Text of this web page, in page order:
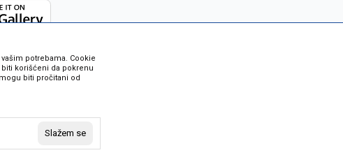
da su sve informacije kompletne i bez
robe možete provjeriti besplatnim
potrebama. Cookie
korišćeni da pokrenu
biti pročitani od
Slažem se